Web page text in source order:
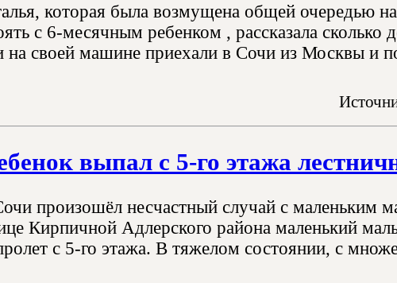
которая была возмущена общей очередью
с 6-месячным ребенком , рассказала сколько
на своей машине приехали в Сочи из Москвы и
выпал с 5-го этажа
произошёл несчастный случай с
Кирпичной Адлерского района маленький
с 5-го этажа. В тяжелом состоянии, с